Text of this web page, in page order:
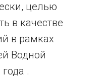
целью
в качестве
в рамках
Водной
.